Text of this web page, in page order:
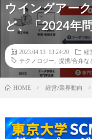
ウイングアー
ど、「2024年
2023.04.13 13:24:20
経
テクノロジー
提携/合弁な
HOME 経営/業界動向